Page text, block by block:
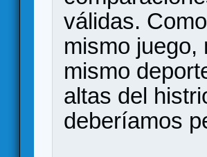
válidas.
mismo juego,
mismo
altas del
deberíamos